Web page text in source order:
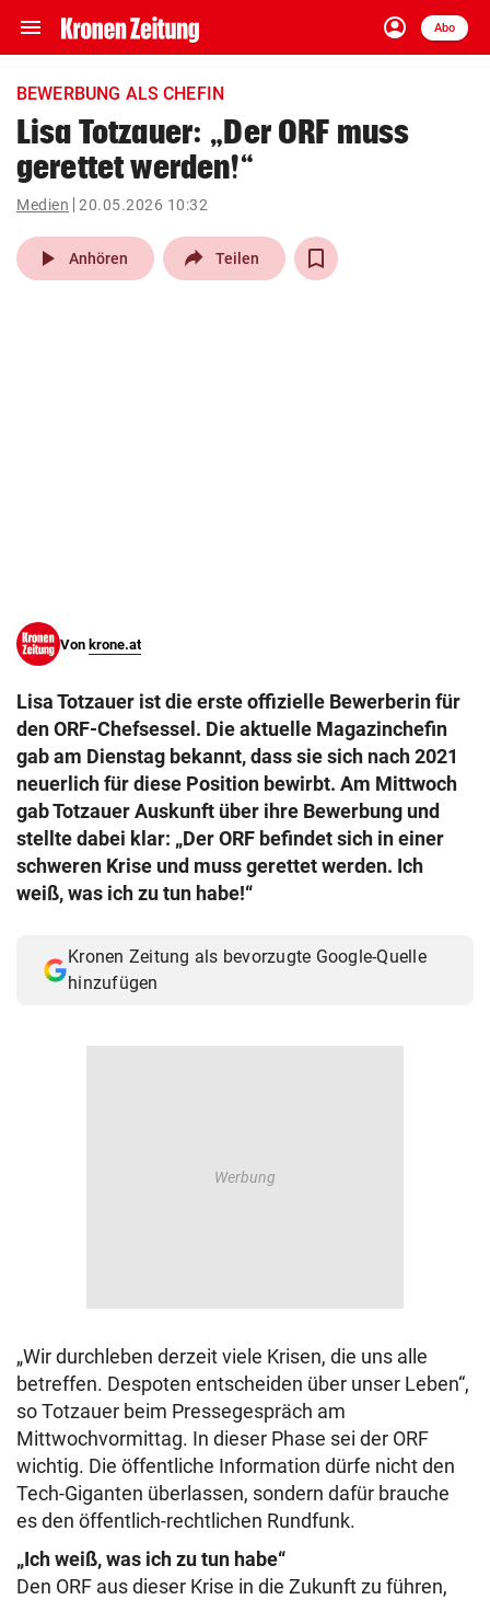
menu Navigation
ein-/ausklappen
account_circle
Anmelden
Abo
close Schließen
account_circle Anmelden
pin_drop
Wien arrow_right
BEWERBUNG ALS CHEFIN
Lisa Totzauer: „Der ORF muss
gerettet werden!“
Medien 20.05.2026 10:32
play_arrow Anhören Teilen
Von krone.at
Lisa Totzauer ist die erste offizielle Bewerberin für
den ORF-Chefsessel. Die aktuelle Magazinchefin
gab am Dienstag bekannt, dass sie sich nach 2021
neuerlich für diese Position bewirbt. Am Mittwoch
gab Totzauer Auskunft über ihre Bewerbung und
stellte dabei klar: „Der ORF befindet sich in einer
schweren Krise und muss gerettet werden. Ich
weiß, was ich zu tun habe!“
Kronen Zeitung als bevorzugte Google-Quelle
hinzufügen
„Wir durchleben derzeit viele Krisen, die uns alle
betreffen. Despoten entscheiden über unser Leben“,
so Totzauer beim Pressegespräch am
Mittwochvormittag. In dieser Phase sei der ORF
wichtig. Die öffentliche Information dürfe nicht den
Tech-Giganten überlassen, sondern dafür brauche
es den öffentlich-rechtlichen Rundfunk.
„Ich weiß, was ich zu tun habe“
Den ORF aus dieser Krise in die Zukunft zu führen,